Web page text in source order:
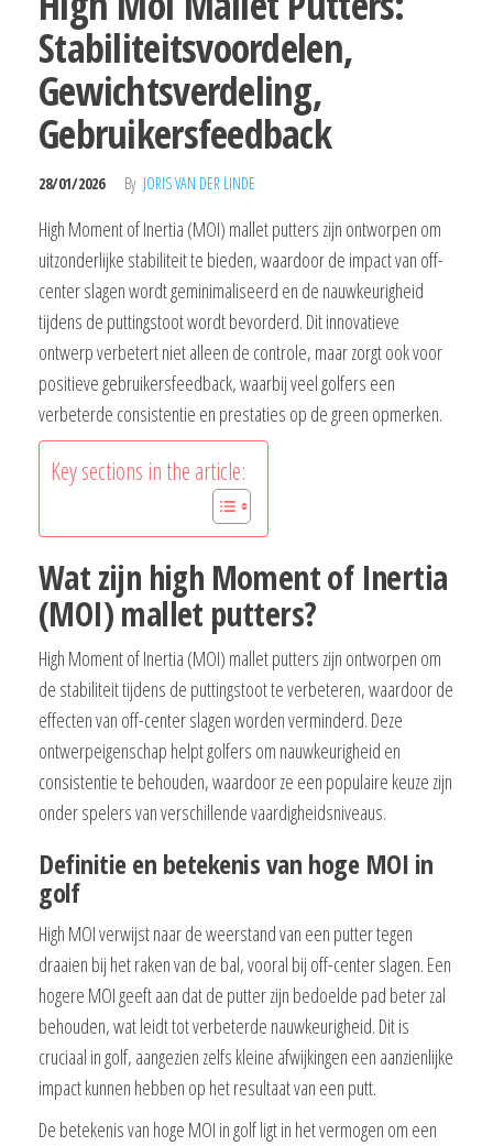
Stabiliteitsvoordelen,
Gewichtsverdeling,
Gebruikersfeedback
28/01/2026 By JORIS VAN DER LINDE
High Moment of Inertia (MOI) mallet putters zijn ontworpen om
uitzonderlijke stabiliteit te bieden, waardoor de impact van off-
center slagen wordt geminimaliseerd en de nauwkeurigheid
tijdens de puttingstoot wordt bevorderd. Dit innovatieve
ontwerp verbetert niet alleen de controle, maar zorgt ook voor
positieve gebruikersfeedback, waarbij veel golfers een
verbeterde consistentie en prestaties op de green opmerken.
Key sections in the article:
Wat zijn high Moment of Inertia
(MOI) mallet putters?
High Moment of Inertia (MOI) mallet putters zijn ontworpen om
de stabiliteit tijdens de puttingstoot te verbeteren, waardoor de
effecten van off-center slagen worden verminderd. Deze
ontwerpeigenschap helpt golfers om nauwkeurigheid en
consistentie te behouden, waardoor ze een populaire keuze zijn
onder spelers van verschillende vaardigheidsniveaus.
Definitie en betekenis van hoge MOI in
golf
High MOI verwijst naar de weerstand van een putter tegen
draaien bij het raken van de bal, vooral bij off-center slagen. Een
hogere MOI geeft aan dat de putter zijn bedoelde pad beter zal
behouden, wat leidt tot verbeterde nauwkeurigheid. Dit is
cruciaal in golf, aangezien zelfs kleine afwijkingen een aanzienlijke
impact kunnen hebben op het resultaat van een putt.
De betekenis van hoge MOI in golf ligt in het vermogen om een